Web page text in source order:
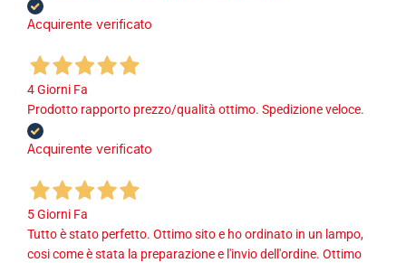
Acquirente verificato
4 Giorni Fa
Prodotto rapporto prezzo/qualità ottimo. Spedizione veloce.
Acquirente verificato
5 Giorni Fa
Tutto è stato perfetto. Ottimo sito e ho ordinato in un lampo,
cosi come è stata la preparazione e l'invio dell'ordine. Ottimo